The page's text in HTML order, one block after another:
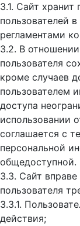
3.1. Сайт
пользователей
регламентами
3.2. В
пользователя
кроме случаев
пользователем
доступа
использовании
соглашается с
персональной
общедоступной.
3.3. Сайт
пользователя
3.3.1.
действия;